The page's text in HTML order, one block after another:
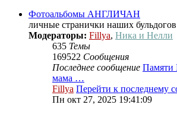
Фотоальбомы АНГЛИЧАН
личные странички наших бульдогов
Модераторы: Fillya, Ника и Нелли
635 Темы
169522 Сообщения
Последнее сообщение Памяти
мама …
Fillya Перейти к последнему
Пн окт 27, 2025 19:41:09